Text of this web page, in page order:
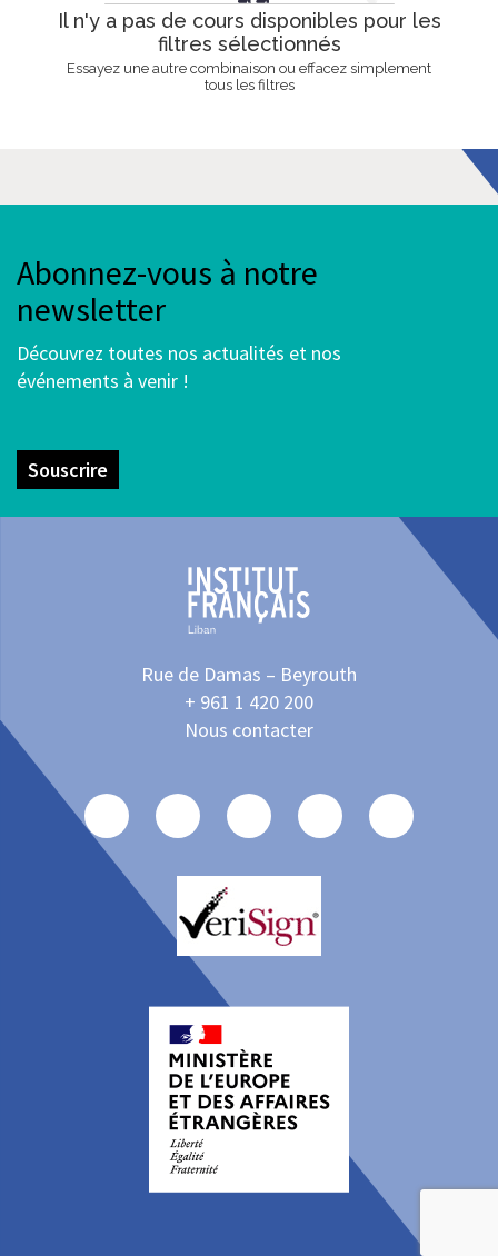
Il n'y a pas de cours disponibles pour les
filtres sélectionnés
Essayez une autre combinaison ou effacez simplement
tous les filtres
Abonnez-vous à notre
newsletter
Découvrez toutes nos actualités et nos
événements à venir !
Souscrire
Rue de Damas – Beyrouth
+ 961 1 420 200
Nous contacter